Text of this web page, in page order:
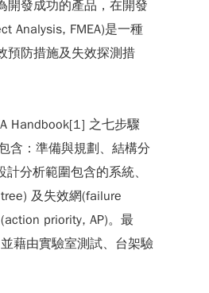
開發成功的產品，在開發
Analysis, FMEA)是一種
預防措施及失效探測措
Handbook[1] 之七步驟
含：準備與規劃、結構分
分析範圍包含的系統、
及失效網(failure
priority, AP)。最
藉由實驗室測試、台架驗